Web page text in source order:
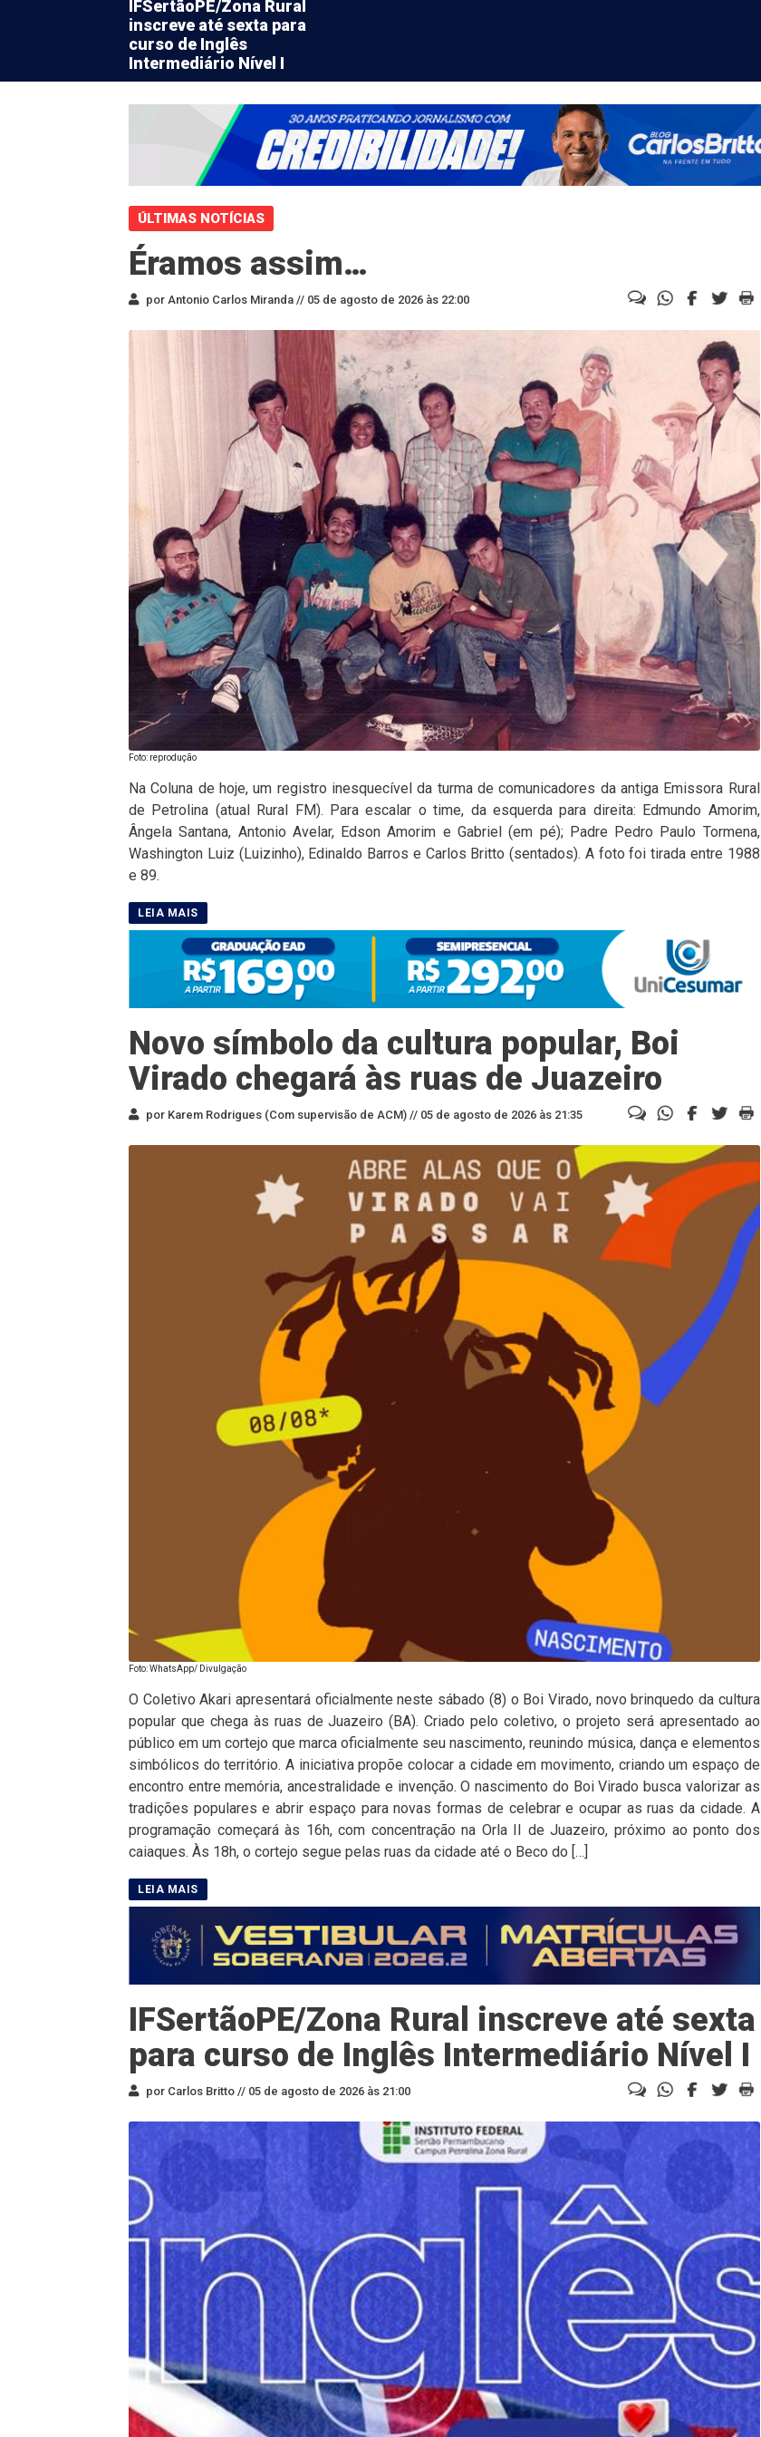
IFSertãoPE/Zona Rural
inscreve até sexta para
curso de Inglês
Intermediário Nível I
ÚLTIMAS NOTÍCIAS
Éramos assim…
por Antonio Carlos Miranda // 05 de agosto de 2026 às 22:00
Foto: reprodução
Na Coluna de hoje, um registro inesquecível da turma de comunicadores da antiga Emissora Rural
de Petrolina (atual Rural FM). Para escalar o time, da esquerda para direita: Edmundo Amorim,
Ângela Santana, Antonio Avelar, Edson Amorim e Gabriel (em pé); Padre Pedro Paulo Tormena,
Washington Luiz (Luizinho), Edinaldo Barros e Carlos Britto (sentados). A foto foi tirada entre 1988
e 89.
Novo símbolo da cultura popular, Boi
Virado chegará às ruas de Juazeiro
por Karem Rodrigues (Com supervisão de ACM) // 05 de agosto de 2026 às 21:35
Foto: WhatsApp/ Divulgação
O Coletivo Akari apresentará oficialmente neste sábado (8) o Boi Virado, novo brinquedo da cultura
popular que chega às ruas de Juazeiro (BA). Criado pelo coletivo, o projeto será apresentado ao
público em um cortejo que marca oficialmente seu nascimento, reunindo música, dança e elementos
simbólicos do território. A iniciativa propõe colocar a cidade em movimento, criando um espaço de
encontro entre memória, ancestralidade e invenção. O nascimento do Boi Virado busca valorizar as
tradições populares e abrir espaço para novas formas de celebrar e ocupar as ruas da cidade. A
programação começará às 16h, com concentração na Orla II de Juazeiro, próximo ao ponto dos
caiaques. Às 18h, o cortejo segue pelas ruas da cidade até o Beco do […]
IFSertãoPE/Zona Rural inscreve até sexta
para curso de Inglês Intermediário Nível I
por Carlos Britto // 05 de agosto de 2026 às 21:00